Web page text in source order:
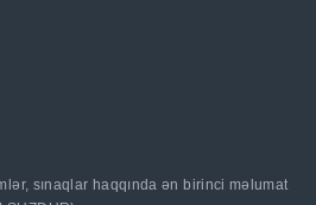
sınaqlar haqqında ən birinci məlumat